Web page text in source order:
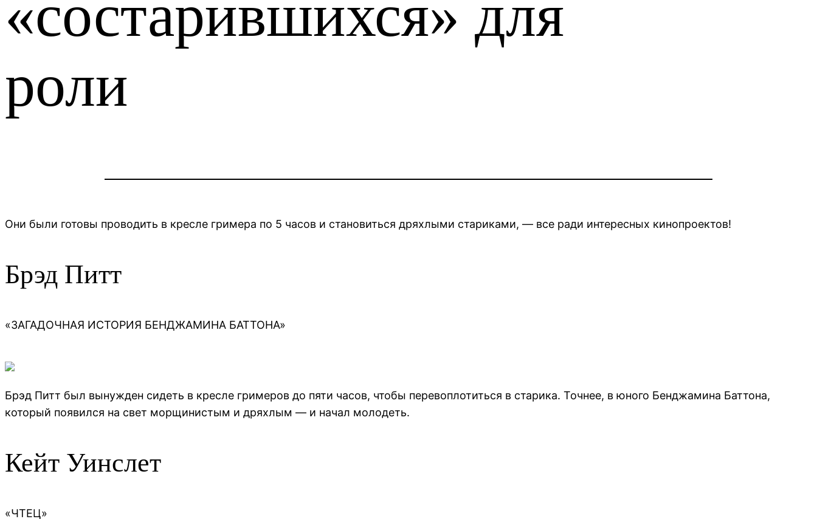
«состарившихся» для
роли
Они были готовы проводить в кресле гримера по 5 часов и становиться дряхлыми стариками, — все ради интересных кинопроектов!
Брэд Питт
«ЗАГАДОЧНАЯ ИСТОРИЯ БЕНДЖАМИНА БАТТОНА»
Брэд Питт был вынужден сидеть в кресле гримеров до пяти часов, чтобы перевоплотиться в старика. Точнее, в юного Бенджамина Баттона,
который появился на свет морщинистым и дряхлым — и начал молодеть.
Кейт Уинслет
«ЧТЕЦ»